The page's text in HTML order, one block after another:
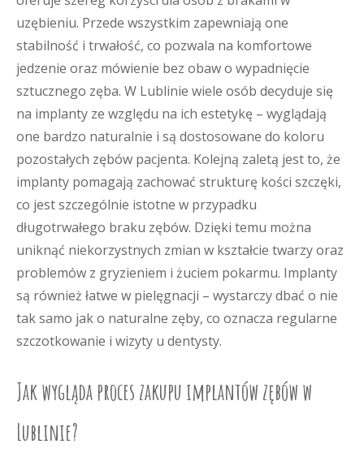
uzębieniu. Przede wszystkim zapewniają one
stabilność i trwałość, co pozwala na komfortowe
jedzenie oraz mówienie bez obaw o wypadnięcie
sztucznego zęba. W Lublinie wiele osób decyduje się
na implanty ze względu na ich estetykę – wyglądają
one bardzo naturalnie i są dostosowane do koloru
pozostałych zębów pacjenta. Kolejną zaletą jest to, że
implanty pomagają zachować strukturę kości szczęki,
co jest szczególnie istotne w przypadku
długotrwałego braku zębów. Dzięki temu można
uniknąć niekorzystnych zmian w kształcie twarzy oraz
problemów z gryzieniem i żuciem pokarmu. Implanty
są również łatwe w pielęgnacji – wystarczy dbać o nie
tak samo jak o naturalne zęby, co oznacza regularne
szczotkowanie i wizyty u dentysty.
Jak wygląda proces zakupu implantów zębów w
Lublinie?